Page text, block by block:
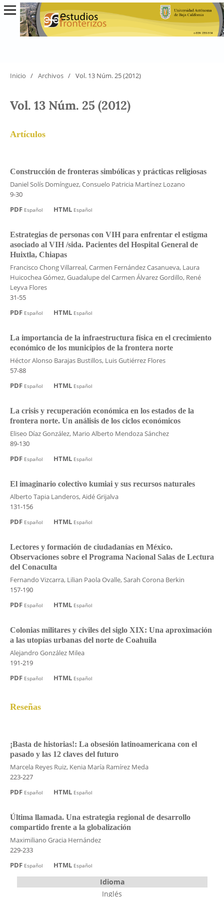
Inicio / Archivos / Vol. 13 Núm. 25 (2012)
Vol. 13 Núm. 25 (2012)
Artículos
Construcción de fronteras simbólicas y prácticas religiosas
Daniel Solís Domínguez, Consuelo Patricia Martínez Lozano
9-30
PDF Español HTML Español
Estrategias de personas con VIH para enfrentar el estigma
asociado al VIH /sida. Pacientes del Hospital General de
Huixtla, Chiapas
Francisco Chong Villarreal, Carmen Fernández Casanueva, Laura
Huicochea Gómez, Guadalupe del Carmen Álvarez Gordillo, René
Leyva Flores
31-55
PDF Español HTML Español
La importancia de la infraestructura física en el crecimiento
económico de los municipios de la frontera norte
Héctor Alonso Barajas Bustillos, Luis Gutiérrez Flores
57-88
PDF Español HTML Español
La crisis y recuperación económica en los estados de la
frontera norte. Un análisis de los ciclos económicos
Eliseo Díaz González, Mario Alberto Mendoza Sánchez
89-130
PDF Español HTML Español
El imaginario colectivo kumiai y sus recursos naturales
Alberto Tapia Landeros, Aidé Grijalva
131-156
PDF Español HTML Español
Lectores y formación de ciudadanías en México.
Observaciones sobre el Programa Nacional Salas de Lectura
del Conaculta
Fernando Vizcarra, Lilian Paola Ovalle, Sarah Corona Berkin
157-190
PDF Español HTML Español
Colonias militares y civiles del siglo XIX: Una aproximación
a las utopías urbanas del norte de Coahuila
Alejandro González Milea
191-219
PDF Español HTML Español
Reseñas
¡Basta de historias!: La obsesión latinoamericana con el
pasado y las 12 claves del futuro
Marcela Reyes Ruiz, Kenia María Ramírez Meda
223-227
PDF Español HTML Español
Última llamada. Una estrategia regional de desarrollo
compartido frente a la globalización
Maximiliano Gracia Hernández
229-233
PDF Español HTML Español
Idioma
Inglés